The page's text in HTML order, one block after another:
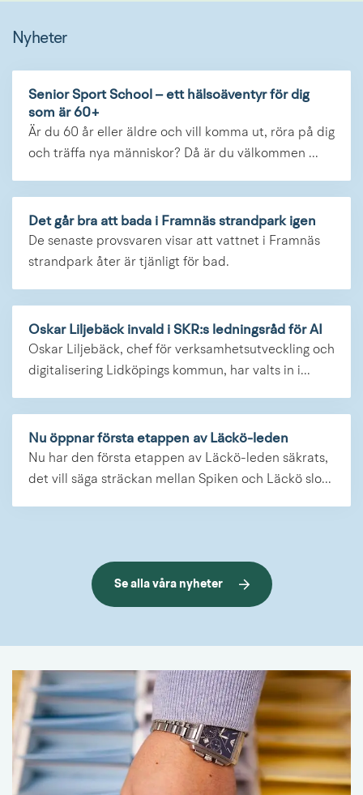
Nyheter
Senior Sport School – ett hälsoäventyr för dig
som är 60+
Är du 60 år eller äldre och vill komma ut, röra på dig
och träffa nya människor? Då är du välkommen ...
Det går bra att bada i Framnäs strandpark igen
De senaste provsvaren visar att vattnet i Framnäs
strandpark åter är tjänligt för bad.
Oskar Liljebäck invald i SKR:s ledningsråd för AI
Oskar Liljebäck, chef för verksamhetsutveckling och
digitalisering Lidköpings kommun, har valts in i...
Nu öppnar första etappen av Läckö-leden
Nu har den första etappen av Läckö-leden säkrats,
det vill säga sträckan mellan Spiken och Läckö slo...
Se alla våra nyheter